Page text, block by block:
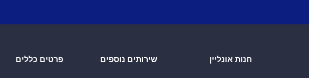
חנות אונליין שירותים נוספים פרטים כללים